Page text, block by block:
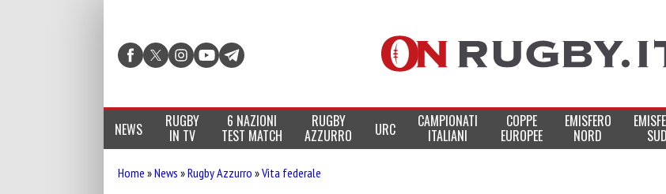
NEWS RUGBY
IN TV
6 NAZIONI
TEST MATCH
RUGBY
AZZURRO URC CAMPIONATI
ITALIANI
COPPE
EUROPEE
EMISFERO
NORD SUD
Home »News »Rugby Azzurro »Vita federale